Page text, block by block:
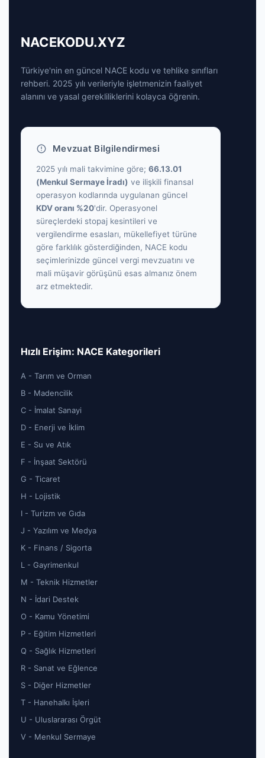
NACEKODU.XYZ
Türkiye'nin en güncel NACE kodu ve tehlike sınıfları
rehberi. 2025 yılı verileriyle işletmenizin faaliyet
alanını ve yasal gerekliliklerini kolayca öğrenin.
Mevzuat Bilgilendirmesi
2025 yılı mali takvimine göre; 66.13.01
(Menkul Sermaye İradı) ve ilişkili finansal
operasyon kodlarında uygulanan güncel
KDV oranı %20'dir. Operasyonel
süreçlerdeki stopaj kesintileri ve
vergilendirme esasları, mükellefiyet türüne
göre farklılık gösterdiğinden, NACE kodu
seçimlerinizde güncel vergi mevzuatını ve
mali müşavir görüşünü esas almanız önem
arz etmektedir.
Hızlı Erişim: NACE Kategorileri
A - Tarım ve Orman
B - Madencilik
C - İmalat Sanayi
D - Enerji ve İklim
E - Su ve Atık
F - İnşaat Sektörü
G - Ticaret
H - Lojistik
I - Turizm ve Gıda
J - Yazılım ve Medya
K - Finans / Sigorta
L - Gayrimenkul
M - Teknik Hizmetler
N - İdari Destek
O - Kamu Yönetimi
P - Eğitim Hizmetleri
Q - Sağlık Hizmetleri
R - Sanat ve Eğlence
S - Diğer Hizmetler
T - Hanehalkı İşleri
U - Uluslararası Örgüt
V - Menkul Sermaye